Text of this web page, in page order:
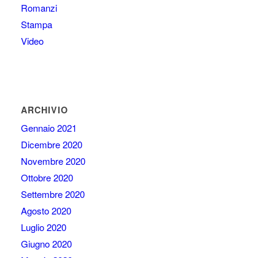
Romanzi
Stampa
Video
ARCHIVIO
Gennaio 2021
Dicembre 2020
Novembre 2020
Ottobre 2020
Settembre 2020
Agosto 2020
Luglio 2020
Giugno 2020